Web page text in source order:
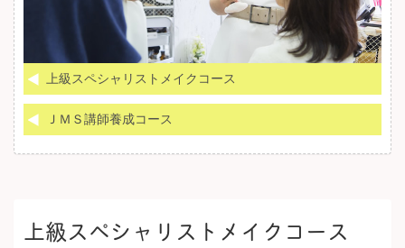
上級スペシャリストメイクコース
ＪＭＳ講師養成コース
上級スペシャリストメイクコース